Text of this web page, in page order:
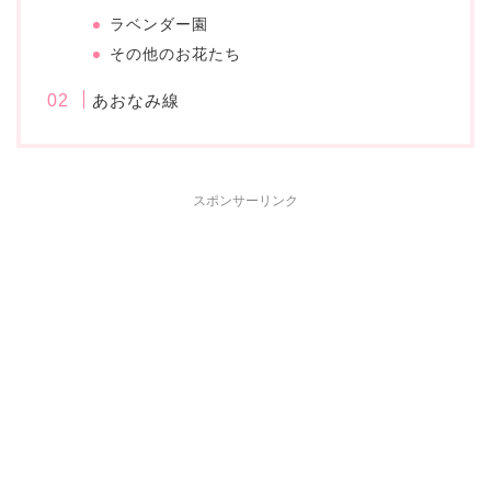
ラベンダー園
その他のお花たち
あおなみ線
スポンサーリンク